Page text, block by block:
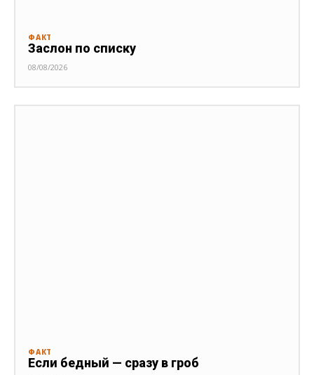
ФАКТ
Заслон по списку
08/08/2026
ФАКТ
Если бедный — сразу в гроб